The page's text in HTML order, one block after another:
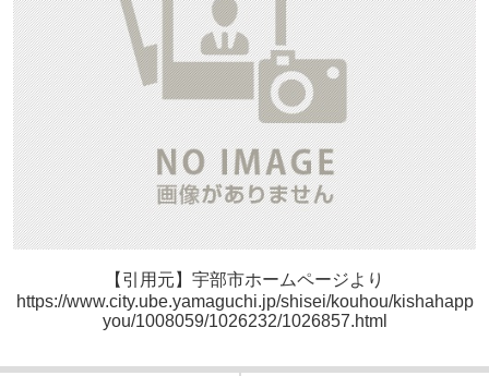
【引用元】宇部市ホームページより
https://www.city.ube.yamaguchi.jp/shisei/kouhou/kishahapp
you/1008059/1026232/1026857.html